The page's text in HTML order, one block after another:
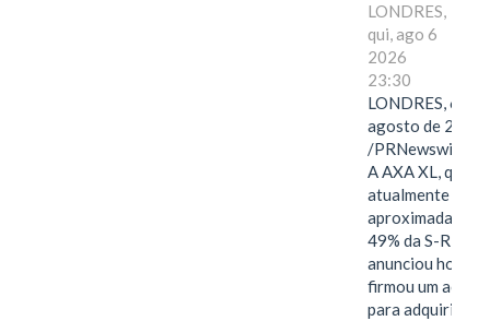
LONDRES,
qui, ago 6
2026
23:30
LONDRES, 6 de
agosto de 2026
/PRNewswire/ --
A AXA XL, que
atualmente
49% da S-RM,
anunciou hoje
firmou um
para adquirir as